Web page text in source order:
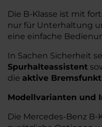
Die B-Klasse ist mit
nur für Unterhaltung
eine einfache
In Sachen Sicherheit
Spurhalteassistent
die aktive
Modellvarianten und
Die Mercedes-Benz